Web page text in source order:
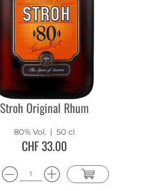
Stroh Original Rhum
80% Vol. | 50 cl
CHF 33.00